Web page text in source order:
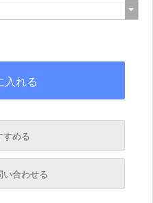
すめる
須
い合わせる